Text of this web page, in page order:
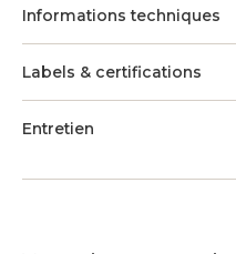
Informations techniques
Labels & certifications
Entretien